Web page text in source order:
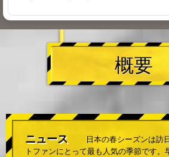
概要
ニュース
日本の春シーズンは訪
トファンにとって最も人気の季節です。